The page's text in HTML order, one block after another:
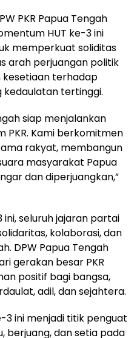
PKR Papua Tengah
HUT ke-3 ini
memperkuat soliditas
arah perjuangan politik
terhadap
tertinggi.
siap menjalankan
PKR. Kami berkomitmen
rakyat, membangun
masyarakat Papua
dan diperjuangkan,”
seluruh jajaran partai
kolaborasi, dan
DPW Papua Tengah
gerakan besar PKR
positif bagi bangsa,
adil, dan sejahtera.
3 ini menjadi titik penguat
berjuang, dan setia pada